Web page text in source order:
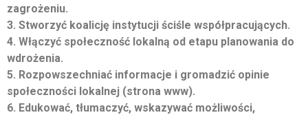
zagrożeniu.
3. Stworzyć koalicję instytucji ściśle współpracujących.
4. Włączyć społeczność lokalną od etapu planowania do
wdrożenia.
5. Rozpowszechniać informacje i gromadzić opinie
społeczności lokalnej (strona www).
6. Edukować, tłumaczyć, wskazywać możliwości,